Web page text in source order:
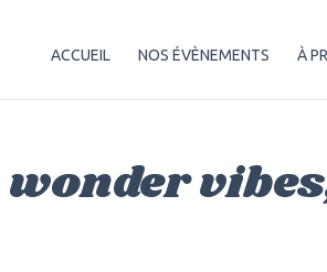
ACCUEIL NOS ÉVÈNEMENTS À
: wonder